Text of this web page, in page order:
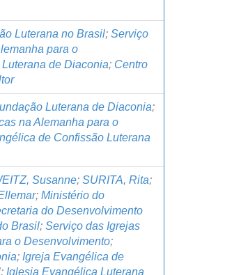
Luterana no Brasil; Serviço
para o
de Diaconia; Centro
Luterana de Diaconia;
na Alemanha para o
de Confissão Luterana
Susanne; SURITA, Rita;
; Ministério do
do Desenvolvimento
Brasil; Serviço das Igrejas
o Desenvolvimento;
; Igreja Evangélica de
; Iglesia Evangélica Luterana